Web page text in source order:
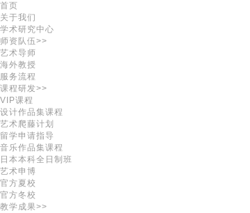
首页
关于我们
学术研究中心
师资队伍>>
艺术导师
海外教授
服务流程
课程研发>>
VIP课程
设计作品集课程
艺术爬藤计划
留学申请指导
音乐作品集课程
日本本科全日制班
艺术申博
官方夏校
官方冬校
教学成果>>